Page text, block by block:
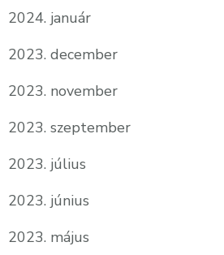
2024. január
2023. december
2023. november
2023. szeptember
2023. július
2023. június
2023. május